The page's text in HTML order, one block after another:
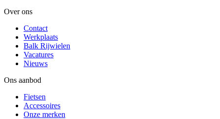
Over ons
Contact
Werkplaats
Balk Rijwielen
Vacatures
Nieuws
Ons aanbod
Fietsen
Accessoires
Onze merken